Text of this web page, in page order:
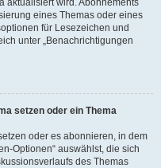
aktualisiert wird. Abonnements
eines Themas oder eines
für Lesezeichen und
unter „Benachrichtigungen
setzen oder ein Thema
oder es abonnieren, in dem
Optionen“ auswählst, die sich
des Themas